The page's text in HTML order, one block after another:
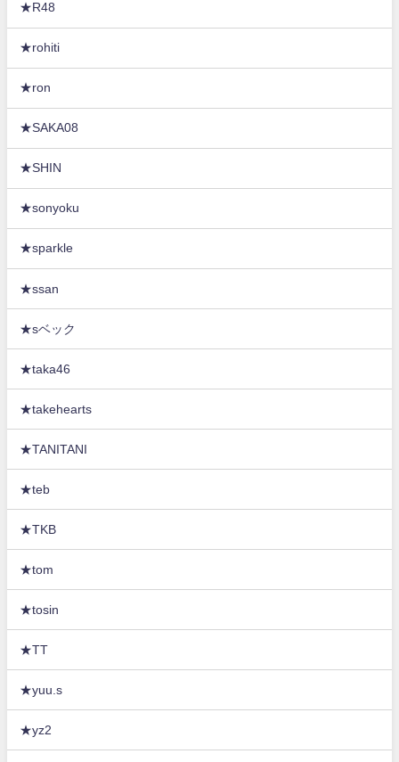
★R48
★rohiti
★ron
★SAKA08
★SHIN
★sonyoku
★sparkle
★ssan
★sベック
★taka46
★takehearts
★TANITANI
★teb
★TKB
★tom
★tosin
★TT
★yuu.s
★yz2